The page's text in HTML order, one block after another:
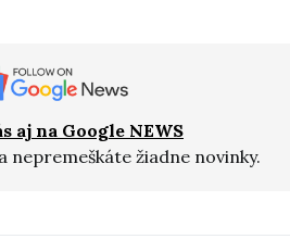
aj na Google NEWS
nepremeškáte žiadne novinky.